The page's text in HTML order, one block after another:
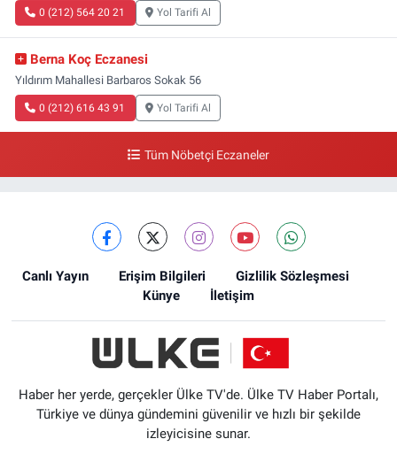
0 (212) 564 20 21 Yol Tarifi Al
Berna Koç Eczanesi
Yıldırım Mahallesi Barbaros Sokak 56
0 (212) 616 43 91 Yol Tarifi Al
Tüm Nöbetçi Eczaneler
Canlı Yayın Erişim Bilgileri
Gizlilik Sözleşmesi
Künye
İletişim
Haber her yerde, gerçekler Ülke TV'de. Ülke TV Haber Portalı,
Türkiye ve dünya gündemini güvenilir ve hızlı bir şekilde
izleyicisine sunar.